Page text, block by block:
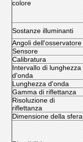
colore
Sostanze illuminanti
Angoli dell'osservatore
Sensore
Calibratura
Intervallo di lunghezza
d'onda
Lunghezza d'onda
Gamma di riflettanza
Risoluzione di
riflettanza
Dimensione della sfera